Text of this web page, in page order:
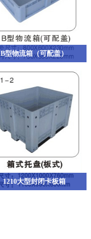
B型物流箱（可配盖）
1210大型封闭卡板箱